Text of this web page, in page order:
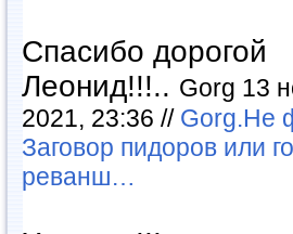
Спасибо дорогой
Леонид!!!.. Gorg 13
2021, 23:36 // Gorg.Не
Заговор пидоров или
реванш…